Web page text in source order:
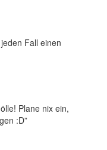
Fall einen
Plane nix ein,
:D”